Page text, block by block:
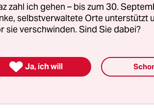
zahl ich gehen – bis zum 30.
selbstverwaltete Orte unterstützt
sie verschwinden. Sind Sie dabei?
 Ja, ich will